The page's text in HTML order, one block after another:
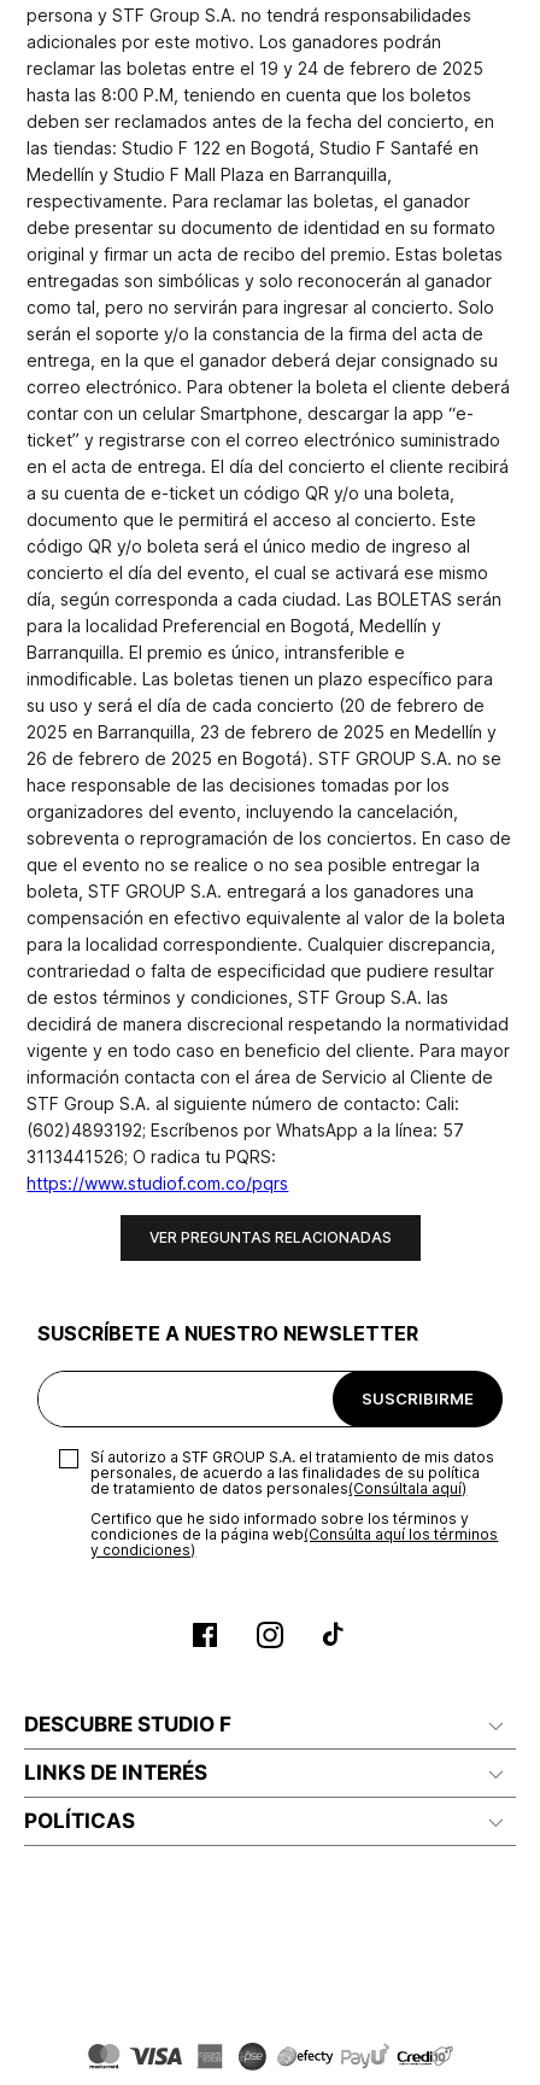
persona y STF Group S.A. no tendrá responsabilidades
adicionales por este motivo. Los ganadores podrán
reclamar las boletas entre el 19 y 24 de febrero de 2025
hasta las 8:00 P.M, teniendo en cuenta que los boletos
deben ser reclamados antes de la fecha del concierto, en
las tiendas: Studio F 122 en Bogotá, Studio F Santafé en
Medellín y Studio F Mall Plaza en Barranquilla,
respectivamente. Para reclamar las boletas, el ganador
debe presentar su documento de identidad en su formato
original y firmar un acta de recibo del premio. Estas boletas
entregadas son simbólicas y solo reconocerán al ganador
como tal, pero no servirán para ingresar al concierto. Solo
serán el soporte y/o la constancia de la firma del acta de
entrega, en la que el ganador deberá dejar consignado su
correo electrónico. Para obtener la boleta el cliente deberá
contar con un celular Smartphone, descargar la app “e-
ticket” y registrarse con el correo electrónico suministrado
en el acta de entrega. El día del concierto el cliente recibirá
a su cuenta de e-ticket un código QR y/o una boleta,
documento que le permitirá el acceso al concierto. Este
código QR y/o boleta será el único medio de ingreso al
concierto el día del evento, el cual se activará ese mismo
día, según corresponda a cada ciudad. Las BOLETAS serán
para la localidad Preferencial en Bogotá, Medellín y
Barranquilla. El premio es único, intransferible e
inmodificable. Las boletas tienen un plazo específico para
su uso y será el día de cada concierto (20 de febrero de
2025 en Barranquilla, 23 de febrero de 2025 en Medellín y
26 de febrero de 2025 en Bogotá). STF GROUP S.A. no se
hace responsable de las decisiones tomadas por los
organizadores del evento, incluyendo la cancelación,
sobreventa o reprogramación de los conciertos. En caso de
que el evento no se realice o no sea posible entregar la
boleta, STF GROUP S.A. entregará a los ganadores una
compensación en efectivo equivalente al valor de la boleta
para la localidad correspondiente. Cualquier discrepancia,
contrariedad o falta de especificidad que pudiere resultar
de estos términos y condiciones, STF Group S.A. las
decidirá de manera discrecional respetando la normatividad
vigente y en todo caso en beneficio del cliente. Para mayor
información contacta con el área de Servicio al Cliente de
STF Group S.A. al siguiente número de contacto: Cali:
(602)4893192; Escríbenos por WhatsApp a la línea: 57
3113441526; O radica tu PQRS:
https://www.studiof.com.co/pqrs
VER PREGUNTAS RELACIONADAS
SUSCRÍBETE A NUESTRO NEWSLETTER
SUSCRIBIRME
Sí autorizo a STF GROUP S.A. el tratamiento de mis datos
personales, de acuerdo a las finalidades de su política
de tratamiento de datos personales‎(Consúltala aquí)
Certifico que he sido informado sobre los términos y
condiciones de la página web‎(Consúlta aquí los términos
y condiciones)
DESCUBRE STUDIO F
LINKS DE INTERÉS
POLÍTICAS